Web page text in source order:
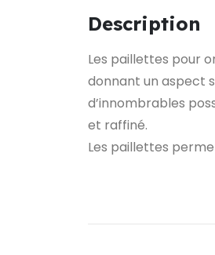
Description
Les paillettes pour
donnant un aspect
d’innombrables
et raffiné.
Les paillettes